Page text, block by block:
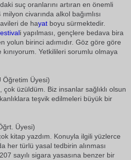
suç oranlarını artıran en önemli
civarında alkol bağımlısı
de hayat boyu sürmektedir.
i yapılması, gençlere bedava bira
yolun birinci adımıdır. Göz göre göre
Yetkilileri sorumlu olmaya
Öğretim Üyesi)
çok üzüldüm. Biz insanlar sağlıklı olsun
teşvik edilmeleri büyük bir
Üyesi)
kitap yazdım. Konuyla ilgili yüzlerce
her türlü yasal tedbirin alınması
sayılı sigara yasasına benzer bir